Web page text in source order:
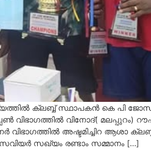
ക്ലബ്ബ് സ്ഥാപകൻ കെ പി ജോസ്
വിഭാഗത്തിൽ വിനോദ്( മലപ്പുറം)
വിഭാഗത്തിൽ അഷ്ടമിച്ചിറ ആശാ
സഖ്യം രണ്ടാം സമ്മാനം […]